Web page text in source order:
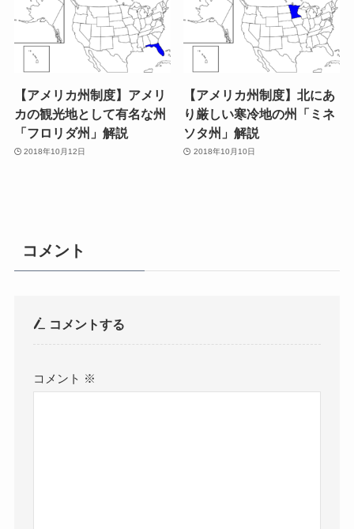
【アメリカ州制度】アメリ
カの観光地として有名な州
「フロリダ州」解説
2018年10月12日
【アメリカ州制度】北にあ
り厳しい寒冷地の州「ミネ
ソタ州」解説
2018年10月10日
コメント
コメントする
コメント ※